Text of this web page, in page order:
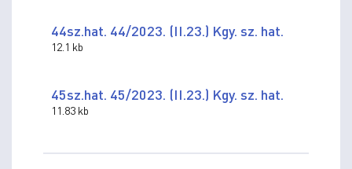
44sz.hat. 44/2023. (II.23.) Kgy. sz. hat.
12.1 kb
45sz.hat. 45/2023. (II.23.) Kgy. sz. hat.
11.83 kb